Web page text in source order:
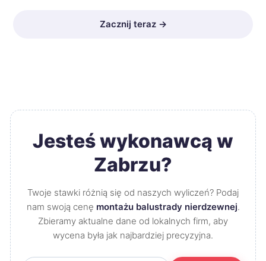
Zacznij teraz →
Jesteś wykonawcą w
Zabrzu?
Twoje stawki różnią się od naszych wyliczeń? Podaj
nam swoją cenę montażu balustrady nierdzewnej.
Zbieramy aktualne dane od lokalnych firm, aby
wycena była jak najbardziej precyzyjna.